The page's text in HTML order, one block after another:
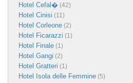
Hotel Cefal� (42)
Hotel Cinisi (11)
Hotel Corleone (2)
Hotel Ficarazzi (1)
Hotel Finale (1)
Hotel Gangi (2)
Hotel Gratteri (1)
Hotel Isola delle Femmine (5)